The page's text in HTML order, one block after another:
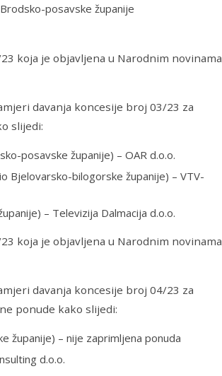
posavske županije
koja je objavljena u Narodnim novinama
davanja koncesije broj 03/23 za
slijedi:
posavske županije) – OAR d.o.o.
Bjelovarsko-bilogorske županije) – VTV-
– Televizija Dalmacija d.o.o.
koja je objavljena u Narodnim novinama
davanja koncesije broj 04/23 za
ponude kako slijedi:
županije) – nije zaprimljena ponuda
d.o.o.